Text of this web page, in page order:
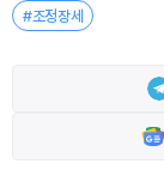
#조정장세